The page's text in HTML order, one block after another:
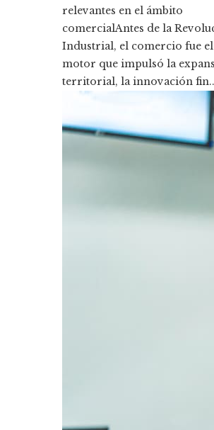
relevantes en el ámbito
comercialAntes de la
Industrial, el comercio fue el
motor que impulsó la
territorial, la innovación